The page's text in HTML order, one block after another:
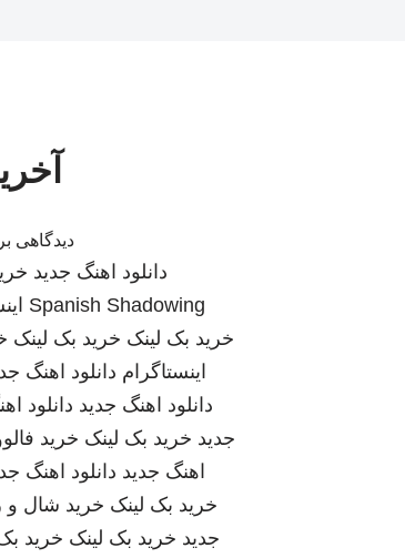
دیدگاهی
دانلود اهنگ جدید
Spanish Shadowing
خرید بک لینک خرید بک لینک
اینستاگرام دانلود اهنگ
دانلود اهنگ جدید دانلود
جدید خرید بک لینک خرید
اهنگ جدید دانلود اهنگ
خرید بک لینک خرید شال
جدید خرید بک لینک خرید